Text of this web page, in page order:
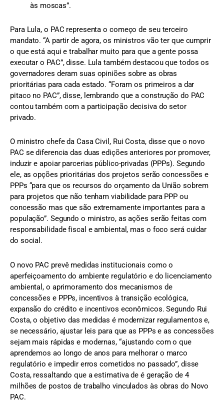
às moscas”.
Para Lula, o PAC representa o começo de seu terceiro
mandato. “A partir de agora, os ministros vão ter que cumprir
o que está aqui e trabalhar muito para que a gente possa
executar o PAC”, disse. Lula também destacou que todos os
governadores deram suas opiniões sobre as obras
prioritárias para cada estado. “Foram os primeiros a dar
pitaco no PAC”, disse, lembrando que a construção do PAC
contou também com a participação decisiva do setor
privado.
O ministro chefe da Casa Civil, Rui Costa, disse que o novo
PAC se diferencia das duas edições anteriores por promover,
induzir e apoiar parcerias público-privadas (PPPs). Segundo
ele, as opções prioritárias dos projetos serão concessões e
PPPs “para que os recursos do orçamento da União sobrem
para projetos que não tenham viabilidade para PPP ou
concessão mas que são extremamente importantes para a
população”. Segundo o ministro, as ações serão feitas com
responsabilidade fiscal e ambiental, mas o foco será cuidar
do social.
O novo PAC prevê medidas institucionais como o
aperfeiçoamento do ambiente regulatório e do licenciamento
ambiental, o aprimoramento dos mecanismos de
concessões e PPPs, incentivos à transição ecológica,
expansão do crédito e incentivos econômicos. Segundo Rui
Costa, o objetivo das medidas é modernizar regulamentos e,
se necessário, ajustar leis para que as PPPs e as concessões
sejam mais rápidas e modernas, “ajustando com o que
aprendemos ao longo de anos para melhorar o marco
regulatório e impedir erros cometidos no passado”, disse
Costa, ressaltando que a estimativa de é geração de 4
milhões de postos de trabalho vinculados às obras do Novo
PAC.